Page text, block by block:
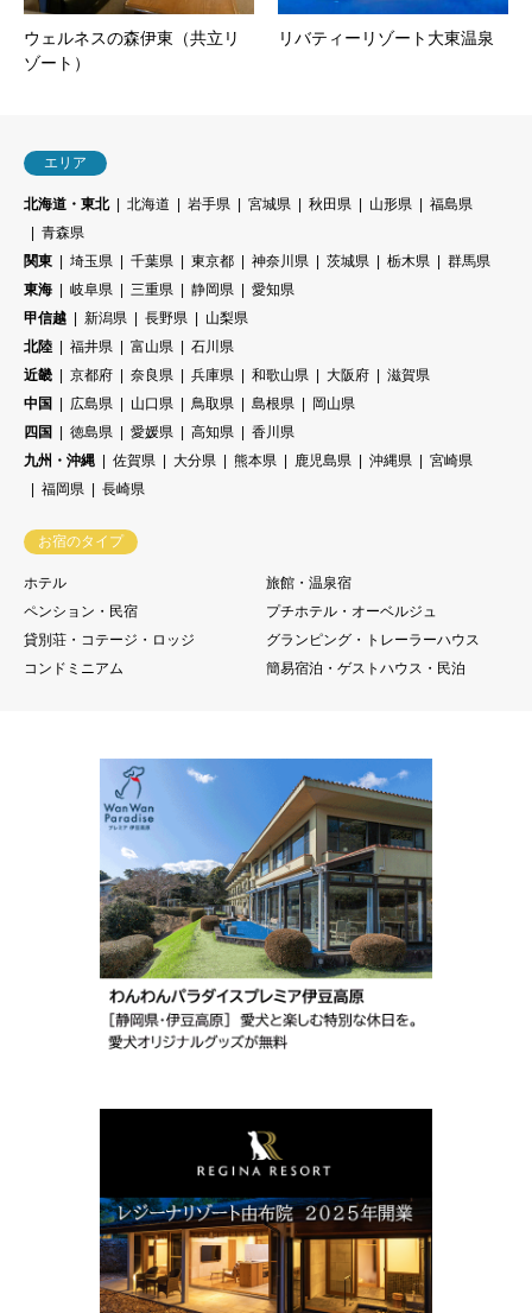
ウェルネスの森伊東（共立リ
ゾート）
リバティーリゾート大東温泉
エリア
北海道・東北 北海道 岩手県 宮城県 秋田県 山形県
福島県
青森県
関東
埼玉県 千葉県 東京都 神奈川県 茨城県 栃木県
群馬県
東海
岐阜県 三重県 静岡県
愛知県
甲信越
新潟県 長野県
山梨県
北陸
福井県 富山県
石川県
近畿
京都府 奈良県 兵庫県 和歌山県 大阪府
滋賀県
中国
広島県 山口県 鳥取県 島根県
岡山県
四国
徳島県 愛媛県 高知県
香川県
九州・沖縄
佐賀県 大分県 熊本県 鹿児島県 沖縄県
宮崎県
福岡県
長崎県
お宿のタイプ
ホテル
旅館・温泉宿
ペンション・民宿
プチホテル・オーベルジュ
貸別荘・コテージ・ロッジ
グランピング・トレーラーハウス
コンドミニアム
簡易宿泊・ゲストハウス・民泊